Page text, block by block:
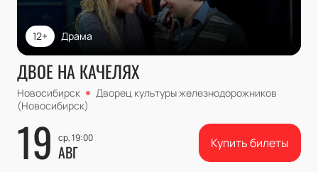
Драма
12+
ДВОЕ НА КАЧЕЛЯХ
Новосибирск
Дворец культуры железнодорожников
(Новосибирск)
19 ср, 19:00
АВГ Купить билеты